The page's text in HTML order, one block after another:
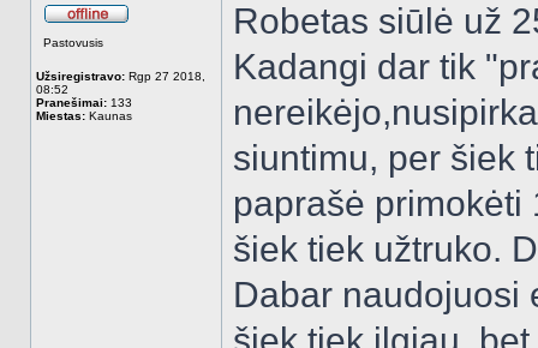
Pastovusis
Užsiregistravo: Rgp 27 2018,
08:52
Pranešimai: 133
Miestas: Kaunas
Robetas siūlė už
Kadangi dar tik
siuntimu, per šiek
paprašė primokėti
šiek tiek užtruko.
Dabar naudojuosi